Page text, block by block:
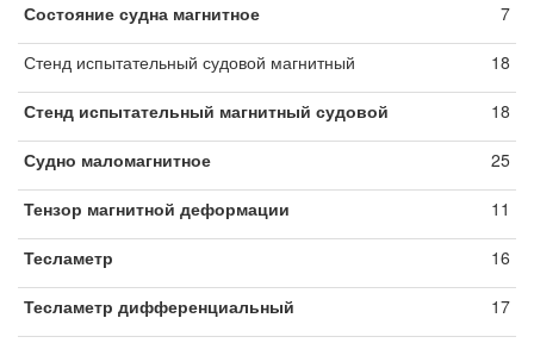
Состояние судна магнитное 7
Стенд испытательный судовой магнитный 18
Стенд испытательный магнитный судовой 18
Судно маломагнитное 25
Тензор магнитной деформации 11
Тесламетр 16
Тесламетр дифференциальный 17